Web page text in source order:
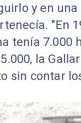
y en
"En
tenía 7.000
la
sin contar